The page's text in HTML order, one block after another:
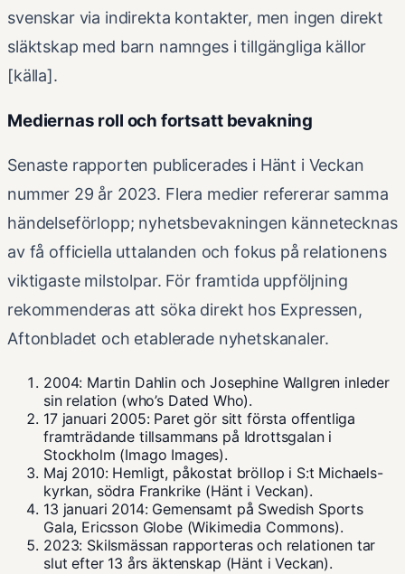
svenskar via indirekta kontakter, men ingen direkt
släktskap med barn namnges i tillgängliga källor
[källa].
Mediernas roll och fortsatt bevakning
Senaste rapporten publicerades i Hänt i Veckan
nummer 29 år 2023. Flera medier refererar samma
händelseförlopp; nyhetsbevakningen kännetecknas
av få officiella uttalanden och fokus på relationens
viktigaste milstolpar. För framtida uppföljning
rekommenderas att söka direkt hos Expressen,
Aftonbladet och etablerade nyhetskanaler.
2004: Martin Dahlin och Josephine Wallgren inleder
sin relation (who’s Dated Who).
17 januari 2005: Paret gör sitt första offentliga
framträdande tillsammans på Idrottsgalan i
Stockholm (Imago Images).
Maj 2010: Hemligt, påkostat bröllop i S:t Michaels-
kyrkan, södra Frankrike (Hänt i Veckan).
13 januari 2014: Gemensamt på Swedish Sports
Gala, Ericsson Globe (Wikimedia Commons).
2023: Skilsmässan rapporteras och relationen tar
slut efter 13 års äktenskap (Hänt i Veckan).